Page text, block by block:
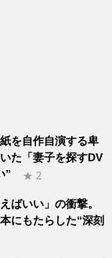
を自作自演する卑
た「妻子を探すDV
”
★ 2
ばいい」の衝撃。
にもたらした“深刻